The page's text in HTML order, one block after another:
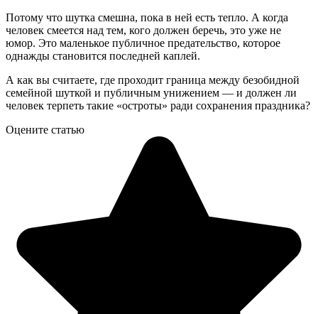
Потому что шутка смешна, пока в ней есть тепло. А когда
человек смеется над тем, кого должен беречь, это уже не
юмор. Это маленькое публичное предательство, которое
однажды становится последней каплей.
А как вы считаете, где проходит граница между безобидной
семейной шуткой и публичным унижением — и должен ли
человек терпеть такие «остроты» ради сохранения праздника?
Оцените статью